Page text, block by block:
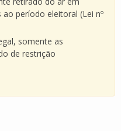
período eleitoral (Lei nº
somente as
de restrição